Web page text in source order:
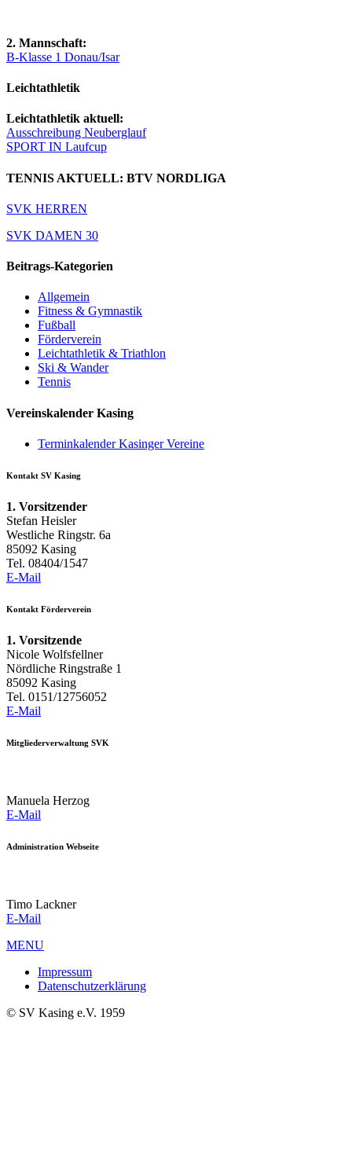
2. Mannschaft:
B-Klasse 1 Donau/Isar
Leichtathletik
Leichtathletik aktuell:
Ausschreibung Neuberglauf
SPORT IN Laufcup
TENNIS AKTUELL: BTV NORDLIGA
SVK HERREN
SVK DAMEN 30
Beitrags-Kategorien
Allgemein
Fitness & Gymnastik
Fußball
Förderverein
Leichtathletik & Triathlon
Ski & Wander
Tennis
Vereinskalender Kasing
Terminkalender Kasinger Vereine
Kontakt SV Kasing
1. Vorsitzender
Stefan Heisler
Westliche Ringstr. 6a
85092 Kasing
Tel. 08404/1547
E-Mail
Kontakt Förderverein
1. Vorsitzende
Nicole Wolfsfellner
Nördliche Ringstraße 1
85092 Kasing
Tel. 0151/12756052
E-Mail
Mitgliederverwaltung SVK
Manuela Herzog
E-Mail
Administration Webseite
Timo Lackner
E-Mail
MENU
Impressum
Datenschutzerklärung
© SV Kasing e.V. 1959